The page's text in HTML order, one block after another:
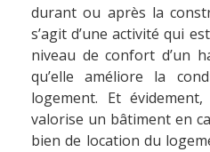
durant ou après la
s’agit d’une activité qui
niveau de confort d’un
qu’elle améliore la
logement. Et
valorise un bâtiment en
bien de location du